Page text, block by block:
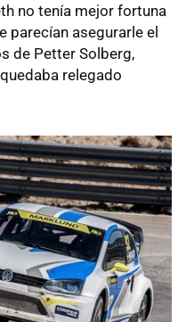
no tenía mejor fortuna
parecían asegurarle el
de Petter Solberg,
relegado